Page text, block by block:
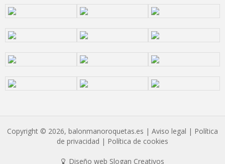
Copyright © 2026, balonmanoroquetas.es | Aviso legal | Política
de privacidad | Política de cookies
Diseño web Slogan Creativos